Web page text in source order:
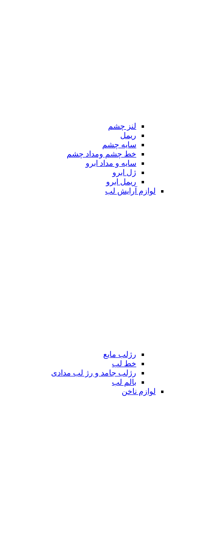
لنز چشم
ریمل
سایه چشم
خط چشم ومداد چشم
سایه و مداد ابرو
ژل ابرو
ریمل ابرو
لوازم آرایش لب
رژلب مایع
خط لب
رژلب جامد و رژ لب مدادی
بالم لب
لوازم ناخن